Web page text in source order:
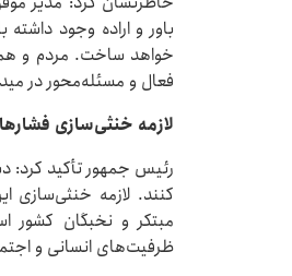
باور و اراده وجود
خواهد ساخت. مردم و
فعال و مسئله‌محور در
لازمه خنثی‌سازی
رئیس جمهور تأکید کرد:
کنند. لازمه خنثی‌سازی
مبتکر و نخبگان کشور
ظرفیت‌های انسانی و